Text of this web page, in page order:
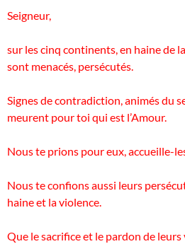
Seigneur,
sur les cinq continents, en haine de
sont menacés, persécutés.
Signes de contradiction, animés du
meurent pour toi qui est l’Amour.
Nous te prions pour eux, accueille-
Nous te confions aussi leurs
haine et la violence.
Que le sacrifice et le pardon de